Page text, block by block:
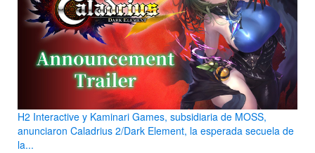
H2 Interactive y Kaminari Games, subsidiaria de MOSS,
anunciaron Caladrius 2/Dark Element, la esperada secuela de
la...